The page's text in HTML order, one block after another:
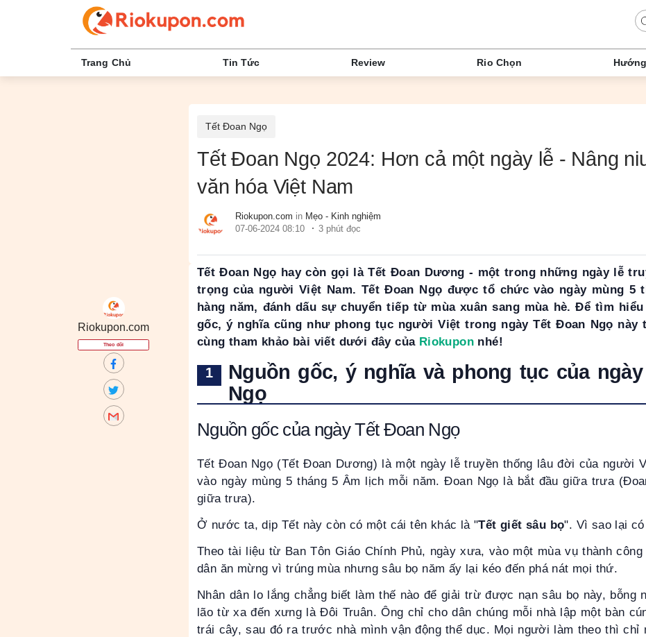
Trang Chủ Tin Tức Review Rio Chọn
Tết Đoan Ngọ
Tết Đoan Ngọ 2024: Hơn cả một ngày lễ - Nâng
văn hóa Việt Nam
Riokupon.com in Mẹo - Kinh nghiệm
07-06-2024 08:10
3 phút đọc
Riokupon.com
Theo dõi
Tết Đoan Ngọ hay còn gọi là Tết Đoan Dương - một trong những ngày lễ
trọng của người Việt Nam. Tết Đoan Ngọ được tổ chức vào ngày mùng 5
hàng năm, đánh dấu sự chuyển tiếp từ mùa xuân sang mùa hè. Để tìm
gốc, ý nghĩa cũng như phong tục người Việt trong ngày Tết Đoan Ngọ này
cùng tham khảo bài viết dưới đây của Riokupon nhé!
Nguồn gốc, ý nghĩa và phong tục của
Ngọ
Nguồn gốc của ngày Tết Đoan Ngọ
Tết Đoan Ngọ (Tết Đoan Dương) là một ngày lễ truyền thống lâu đời của người
vào ngày mùng 5 tháng 5 Âm lịch mỗi năm. Đoan Ngọ là bắt đầu giữa trưa
giữa trưa).
Ở nước ta, dịp Tết này còn có một cái tên khác là "Tết giết sâu bọ". Vì sao lại
Theo tài liệu từ Ban Tôn Giáo Chính Phủ, ngày xưa, vào một mùa vụ thành
dân ăn mừng vì trúng mùa nhưng sâu bọ năm ấy lại kéo đến phá nát mọi thứ.
Nhân dân lo lắng chẳng biết làm thế nào để giải trừ được nạn sâu bọ này, bỗng
lão từ xa đến xưng là Đôi Truân. Ông chỉ cho dân chúng mỗi nhà lập một bàn
trái cây, sau đó ra trước nhà mình vận động thể dục. Mọi người làm theo thì chỉ